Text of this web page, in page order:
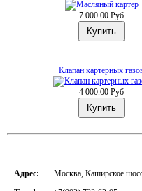
7 000.00 Руб
Клапан картерных
4 000.00 Руб
Адрес: Москва, Каширское